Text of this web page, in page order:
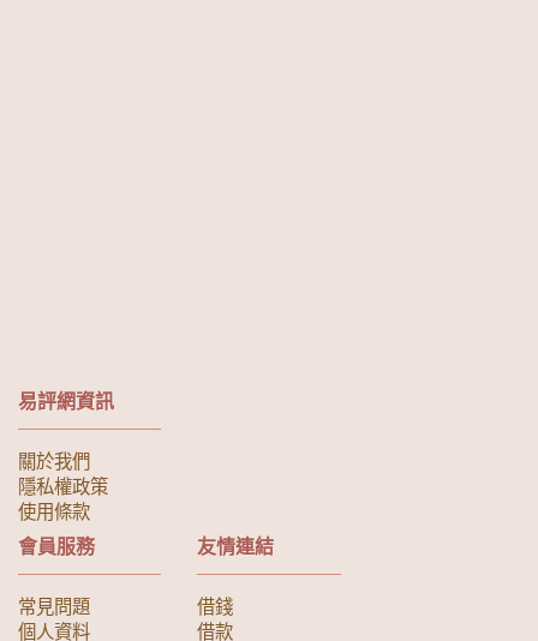
易評網資訊
關於我們
隱私權政策
使用條款
會員服務
常見問題
個人資料
友情連結
借錢
借款